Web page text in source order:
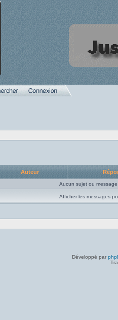
Auteur
Aucun sujet ou
Afficher les messages
Développé par